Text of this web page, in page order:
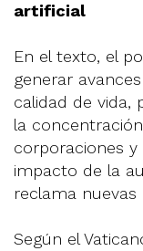
artificial
En el texto, el
generar
calidad de vida,
la
corporaciones y
impacto de la
reclama nuevas
Según el